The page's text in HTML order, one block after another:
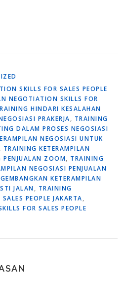
SKILLS FOR SALES PEOPLE
NEGOTIATION SKILLS FOR
HINDARI KESALAHAN
PRAKERJA, TRAINING
DALAM PROSES NEGOSIASI
NEGOSIASI UNTUK
, TRAINING KETERAMPILAN
ZOOM, TRAINING
NEGOSIASI PENJUALAN
KETERAMPILAN
JALAN, TRAINING
PEOPLE JAKARTA,
FOR SALES PEOPLE